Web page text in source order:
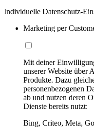
Individuelle Datenschutz-
Marketing per
Mit deiner
unserer Website über
Produkte. Dazu
personenbezogenen
ab und nutzen deren
Dienste bereits nutzt:
Bing, Criteo, Meta,